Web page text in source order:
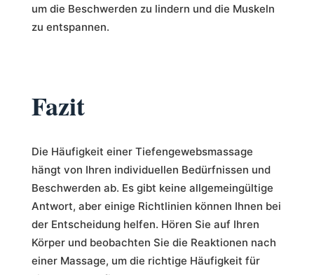
um die Beschwerden zu lindern und die Muskeln
zu entspannen.
Fazit
Die Häufigkeit einer Tiefengewebsmassage
hängt von Ihren individuellen Bedürfnissen und
Beschwerden ab. Es gibt keine allgemeingültige
Antwort, aber einige Richtlinien können Ihnen bei
der Entscheidung helfen. Hören Sie auf Ihren
Körper und beobachten Sie die Reaktionen nach
einer Massage, um die richtige Häufigkeit für